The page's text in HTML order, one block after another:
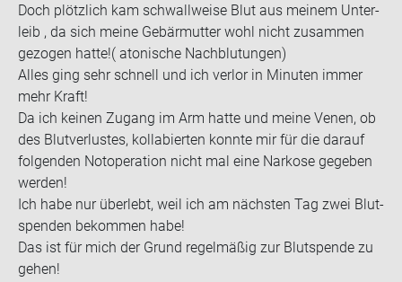
Doch plötz­lich kam schwall­wei­se Blut aus mei­nem Un­ter­
leib , da sich meine Ge­bär­mut­ter wohl nicht zu­sam­men
ge­zo­gen hatte!( ato­ni­sche Nach­blu­tun­gen)
Alles ging sehr schnell und ich ver­lor in Mi­nu­ten immer
mehr Kraft!
Da ich kei­nen Zu­gang im Arm hatte und meine Venen, ob
des Blut­ver­lus­tes, kol­la­bier­ten konn­te mir für die dar­auf
fol­gen­den Not­ope­ra­ti­on nicht mal eine Nar­ko­se ge­ge­ben
wer­den!
Ich habe nur über­lebt, weil ich am nächs­ten Tag zwei Blut­
spen­den be­kom­men habe!
Das ist für mich der Grund re­gel­mä­ßig zur Blut­spen­de zu
gehen!